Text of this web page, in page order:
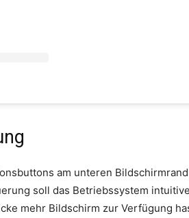
am unteren
soll das Betriebssystem
mehr Bildschirm zur Verfügung